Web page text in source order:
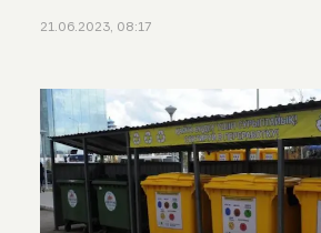
21.06.2023, 08:17